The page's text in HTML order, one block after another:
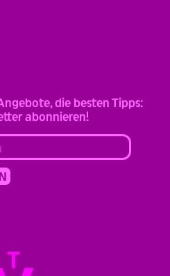
die besten Tipps:
abonnieren!